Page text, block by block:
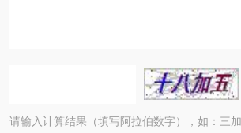
请输入计算结果（填写阿拉伯数字），如：三